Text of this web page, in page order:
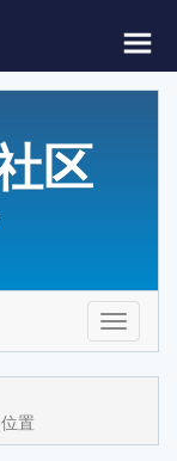
区
Toggle
置